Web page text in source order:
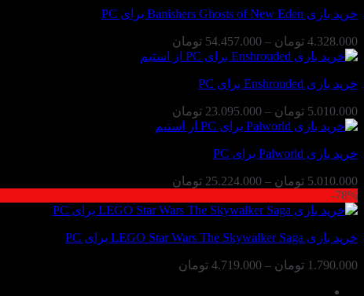
تا
خرید بازی Banishers Ghosts of New Eden برای PC
4.328.000 تومان –
54.457.000 تومان
قیمت:
خرید بازی Enshrouded برای PC
5.010.000 تومان –
23.095.000 تومان
قیمت:
خرید بازی Palworld برای PC
5.010.000 تومان –
25.224.000 تومان
5.010.000 تومان
25.224.000 تومان
78%-
خرید بازی LEGO Star Wars The Skywalker Saga برای PC
1.790.000 تومان –
4.719.000 تومان